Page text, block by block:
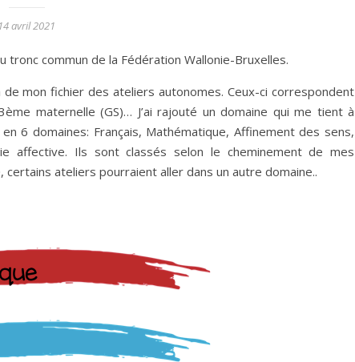
14 avril 2021
commun de la Fédération Wallonie-Bruxelles.
mon fichier des ateliers autonomes. Ceux-ci correspondent
maternelle (GS)… J’ai rajouté un domaine qui me tient à
6 domaines: Français, Mathématique, Affinement des sens,
affective. Ils sont classés selon le cheminement de mes
ateliers pourraient aller dans un autre domaine..